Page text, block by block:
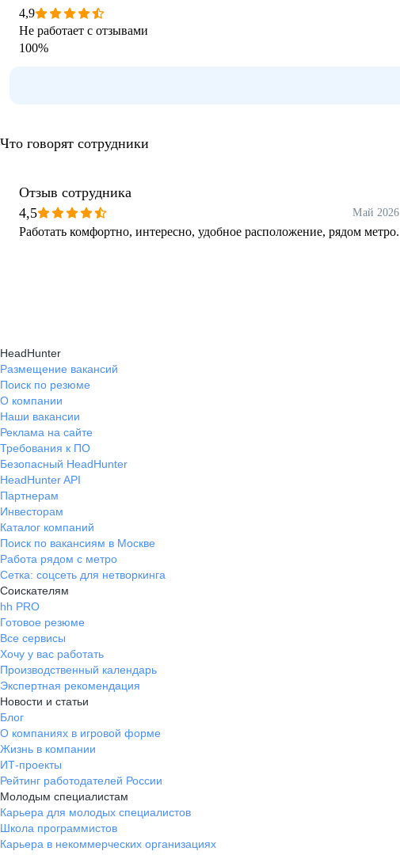
4,9
Не работает с отзывами
100%
Что говорят сотрудники
Отзыв сотрудника
4,5
Май 2026
Работать комфортно, интересно, удобное расположение, рядом метро.
HeadHunter
Размещение вакансий
Поиск по резюме
О компании
Наши вакансии
Реклама на сайте
Требования к ПО
Безопасный HeadHunter
HeadHunter API
Партнерам
Инвесторам
Каталог компаний
Поиск по вакансиям в Москве
Работа рядом с метро
Сетка: соцсеть для нетворкинга
Соискателям
hh PRO
Готовое резюме
Все сервисы
Хочу у вас работать
Производственный календарь
Экспертная рекомендация
Новости и статьи
Блог
О компаниях в игровой форме
Жизнь в компании
ИТ-проекты
Рейтинг работодателей России
Молодым специалистам
Карьера для молодых специалистов
Школа программистов
Карьера в некоммерческих организациях